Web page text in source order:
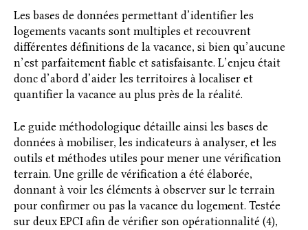
Les bases de données permettant d’identifier les
logements vacants sont multiples et recouvrent
différentes définitions de la vacance, si bien qu’aucune
n’est parfaitement fiable et satisfaisante. L’enjeu était
donc d’abord d’aider les territoires à localiser et
quantifier la vacance au plus près de la réalité.
Le guide méthodologique détaille ainsi les bases de
données à mobiliser, les indicateurs à analyser, et les
outils et méthodes utiles pour mener une vérification
terrain. Une grille de vérification a été élaborée,
donnant à voir les éléments à observer sur le terrain
pour confirmer ou pas la vacance du logement. Testée
sur deux EPCI afin de vérifier son opérationnalité (4),